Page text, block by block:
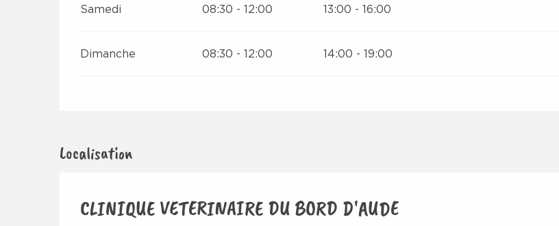
Samedi 08:30 - 12:00 13:00 - 16:00
Dimanche 08:30 - 12:00 14:00 - 19:00
Localisation
CLINIQUE VETERINAIRE DU BORD D'AUDE